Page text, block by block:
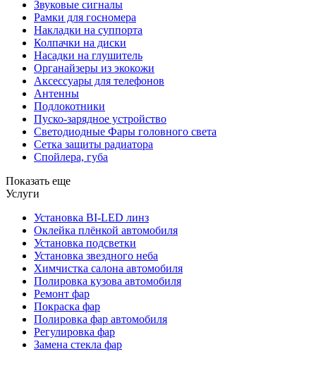
Звуковые сигналы
Рамки для госномера
Накладки на суппорта
Колпачки на диски
Насадки на глушитель
Органайзеры из экокожи
Аксессуары для телефонов
Антенны
Подлокотники
Пуско-зарядное устройство
Светодиодные Фары головного света
Сетка защиты радиатора
Спойлера, губа
Показать еще
Услуги
Установка BI-LED линз
Оклейка плёнкой автомобиля
Установка подсветки
Установка звездного неба
Химчистка салона автомобиля
Полировка кузова автомобиля
Ремонт фар
Покраска фар
Полировка фар автомобиля
Регулировка фар
Замена стекла фар